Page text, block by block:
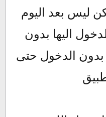
ليس بعد اليوم
اليها بدون
بدون الدخول حتى